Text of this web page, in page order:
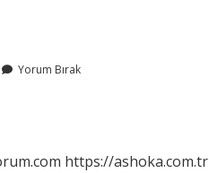
Yorum Bırak
https://ashoka.com.tr